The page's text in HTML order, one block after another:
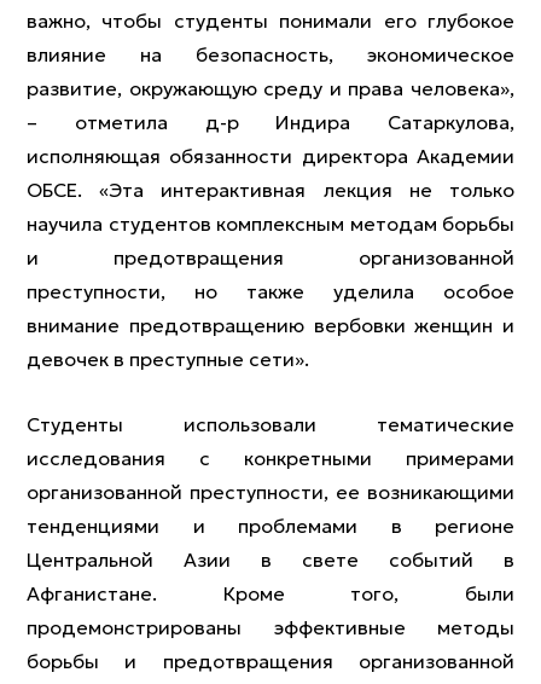
важно, чтобы студенты понимали его глубокое
влияние на безопасность, экономическое
развитие, окружающую среду и права человека»,
– отметила д-р Индира Сатаркулова,
исполняющая обязанности директора Академии
ОБСЕ. «Эта интерактивная лекция не только
научила студентов комплексным методам борьбы
и предотвращения организованной
преступности, но также уделила особое
внимание предотвращению вербовки женщин и
девочек в преступные сети».
Студенты использовали тематические
исследования с конкретными примерами
организованной преступности, ее возникающими
тенденциями и проблемами в регионе
Центральной Азии в свете событий в
Афганистане. Кроме того, были
продемонстрированы эффективные методы
борьбы и предотвращения организованной